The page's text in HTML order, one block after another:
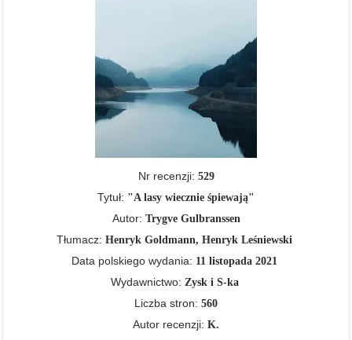
Nr recenzji: 529
Tytuł: "A lasy wiecznie śpiewają"
Autor: Trygve Gulbranssen
Tłumacz: Henryk Goldmann, Henryk Leśniewski
Data polskiego wydania: 11 listopada 2021
Wydawnictwo: Zysk i S-ka
Liczba stron: 560
Autor recenzji: K.